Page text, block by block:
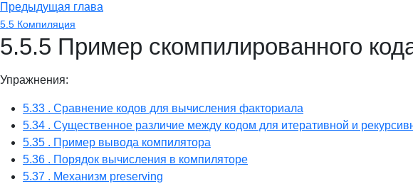
Предыдущая глава
5.5 Компиляция
5.5.5 Пример скомпилированного
Упражнения:
5.33 . Сравнение кодов для вычисления факториала
5.34 . Существенное различие между кодом для итеративной и
5.35 . Пример вывода компилятора
5.36 . Порядок вычисления в компиляторе
5.37 . Механизм preserving